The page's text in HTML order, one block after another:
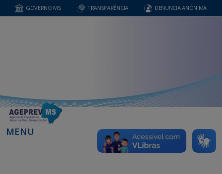
GOVERNO MS TRANSPARÊNCIA DENUNCIA ANÔNIMA
MENU